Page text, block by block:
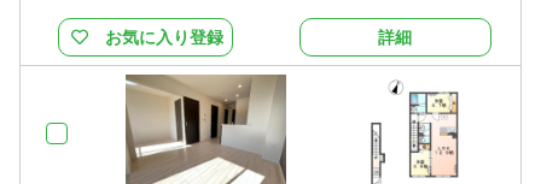
お気に入り登録 詳細